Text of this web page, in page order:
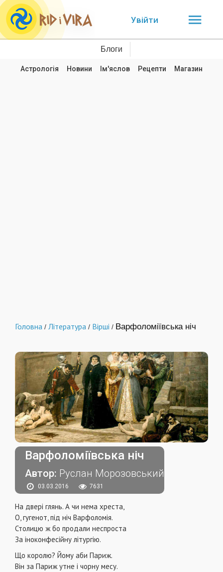
Увійти
Блоги
Астрологія Новини Ім'яслов Рецепти Магазин
Головна / Література / Вірші / Варфоломіївська ніч
Варфоломіївська ніч
Автор: Руслан Морозовський
03.03.2016 7631
На двері глянь. А чи нема хреста,
О, гугенот, під ніч Варфоломія.
Столицю ж бо продали неспроста
За іноконфесійну літургію.
Що королю? Йому аби Париж.
Він за Париж утне і чорну месу.